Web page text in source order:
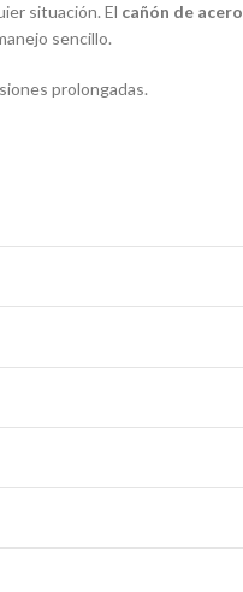
situación. El cañón de acero
sencillo.
prolongadas.